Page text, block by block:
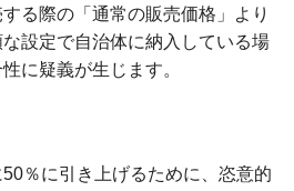
る際の「通常の販売価格」より
設定で自治体に納入している場
に疑義が生じます。
％に引き上げるために、恣意的